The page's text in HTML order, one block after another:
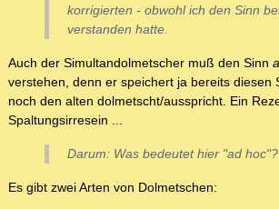
korrigierten - obwohl ich den Sinn
verstanden hatte.
Auch der Simultandolmetscher muß den Sinn
verstehen, denn er speichert ja bereits diesen
noch den alten dolmetscht/ausspricht. Ein
Spaltungsirresein ...
Darum: Was bedeutet hier "ad hoc"?
Es gibt zwei Arten von Dolmetschen: